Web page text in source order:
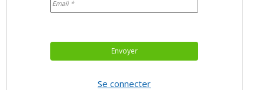
Se connecter